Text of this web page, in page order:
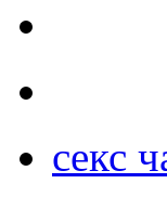
секс